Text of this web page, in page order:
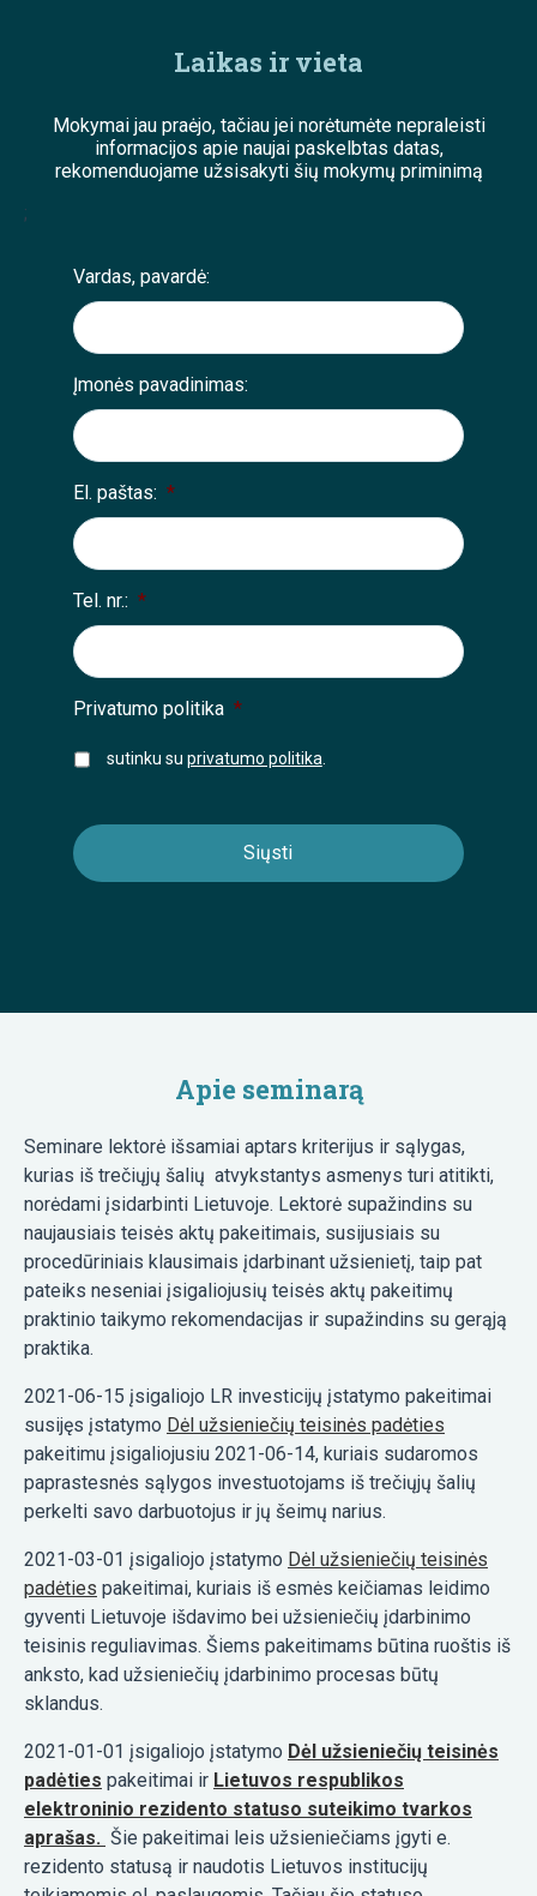
Laikas ir vieta
Mokymai jau praėjo, tačiau jei norėtumėte nepraleisti
informacijos apie naujai paskelbtas datas,
rekomenduojame užsisakyti šių mokymų priminimą
;
Vardas, pavardė:
Įmonės pavadinimas:
El. paštas: *
Tel. nr.: *
Privatumo politika *
sutinku su privatumo politika
Apie seminarą
Seminare lektorė išsamiai aptars kriterijus ir sąlygas,
kurias iš trečiųjų šalių atvykstantys asmenys turi atitikti,
norėdami įsidarbinti Lietuvoje. Lektorė supažindins su
naujausiais teisės aktų pakeitimais, susijusiais su
procedūriniais klausimais įdarbinant užsienietį, taip pat
pateiks neseniai įsigaliojusių teisės aktų pakeitimų
praktinio taikymo rekomendacijas ir supažindins su gerąją
praktika.
2021-06-15 įsigaliojo LR investicijų įstatymo pakeitimai
susijęs įstatymo Dėl užsieniečių teisinės padėties
pakeitimu įsigaliojusiu 2021-06-14, kuriais sudaromos
paprastesnės sąlygos investuotojams iš trečiųjų šalių
perkelti savo darbuotojus ir jų šeimų narius.
2021-03-01 įsigaliojo įstatymo Dėl užsieniečių teisinės
padėties pakeitimai, kuriais iš esmės keičiamas leidimo
gyventi Lietuvoje išdavimo bei užsieniečių įdarbinimo
teisinis reguliavimas. Šiems pakeitimams būtina ruoštis iš
anksto, kad užsieniečių įdarbinimo procesas būtų
sklandus.
2021-01-01 įsigaliojo įstatymo Dėl užsieniečių teisinės
padėties pakeitimai ir Lietuvos respublikos
elektroninio rezidento statuso suteikimo tvarkos
aprašas. Šie pakeitimai leis užsieniečiams įgyti e.
rezidento statusą ir naudotis Lietuvos institucijų